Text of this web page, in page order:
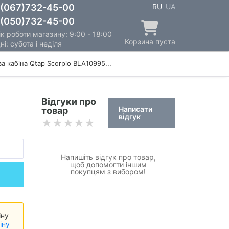
45-00
45-00
роботи магазину: 9:00 - 18:00
субота і неділя
RU UA
Корзина пуста
кабіна Qtap Scorpio BLA10995...
Відгуки про
товар
Написати
відгук
Напишіть відгук про товар,
щоб допомогти іншим
покупцям з вибором!